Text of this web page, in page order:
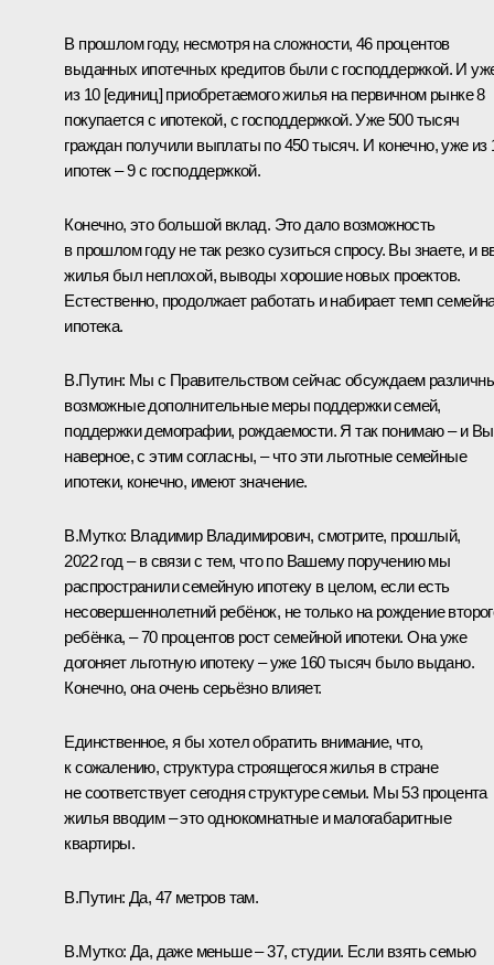
В прошлом году, несмотря на сложности, 46 процентов
выданных ипотечных кредитов были с господдержкой. И
из 10 [единиц] приобретаемого жилья на первичном рынке 8
покупается с ипотекой, с господдержкой. Уже 500 тысяч
граждан получили выплаты по 450 тысяч. И конечно, уже из
ипотек – 9 с господдержкой.
Конечно, это большой вклад. Это дало возможность
в прошлом году не так резко сузиться спросу. Вы знаете, и
жилья был неплохой, выводы хорошие новых проектов.
Естественно, продолжает работать и набирает темп
ипотека.
В.Путин: Мы с Правительством сейчас обсуждаем
возможные дополнительные меры поддержки семей,
поддержки демографии, рождаемости. Я так понимаю – и
наверное, с этим согласны, – что эти льготные семейные
ипотеки, конечно, имеют значение.
В.Мутко: Владимир Владимирович, смотрите, прошлый,
2022 год – в связи с тем, что по Вашему поручению мы
распространили семейную ипотеку в целом, если есть
несовершеннолетний ребёнок, не только на рождение
ребёнка, – 70 процентов рост семейной ипотеки. Она уже
догоняет льготную ипотеку – уже 160 тысяч было выдано.
Конечно, она очень серьёзно влияет.
Единственное, я бы хотел обратить внимание, что,
к сожалению, структура строящегося жилья в стране
не соответствует сегодня структуре семьи. Мы 53 процента
жилья вводим – это однокомнатные и малогабаритные
квартиры.
В.Путин: Да, 47 метров там.
В.Мутко: Да, даже меньше – 37, студии. Если взять семью